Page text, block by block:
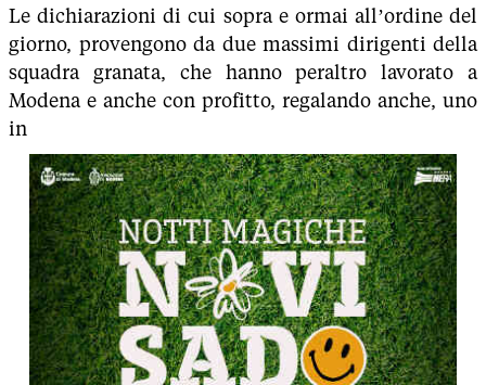
Le dichiarazioni di cui sopra e ormai all’ordine del
giorno, provengono da due massimi dirigenti della
squadra granata, che hanno peraltro lavorato a
Modena e anche con profitto, regalando anche, uno
in